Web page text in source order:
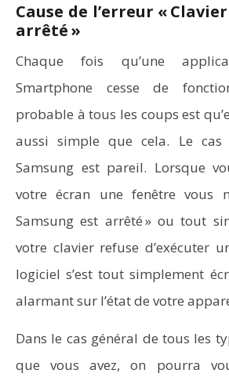
Cause de l’erreur «
arrêté »
Chaque fois qu’une
Smartphone cesse de
probable à tous les coups est
aussi simple que cela. Le
Samsung est pareil. Lorsque
votre écran une fenêtre vous
Samsung est arrêté » ou tout
votre clavier refuse d’exécuter
logiciel s’est tout simplement
alarmant sur l’état de votre
Dans le cas général de tous les
que vous avez, on pourra